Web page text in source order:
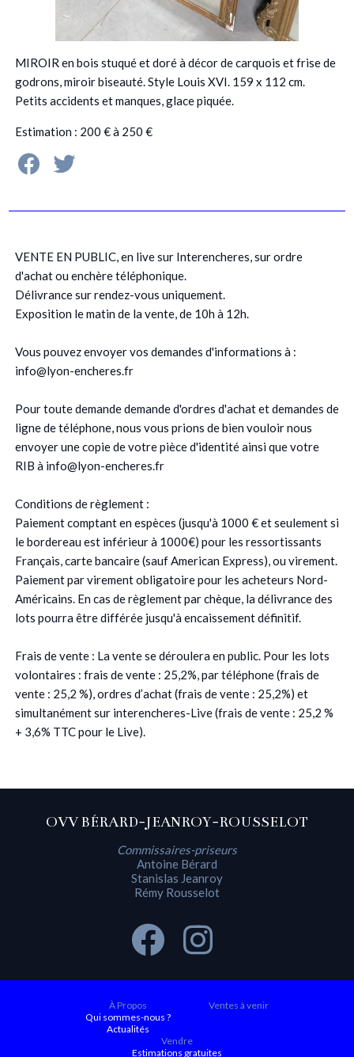
MIROIR en bois stuqué et doré à décor de carquois et frise de
godrons, miroir biseauté. Style Louis XVI. 159 x 112 cm.
Petits accidents et manques, glace piquée.
Estimation : 200 € à 250 €
VENTE EN PUBLIC, en live sur Interencheres, sur ordre
d'achat ou enchère téléphonique.
Délivrance sur rendez-vous uniquement.
Exposition le matin de la vente, de 10h à 12h.
Vous pouvez envoyer vos demandes d'informations à :
info@lyon-encheres.fr
Pour toute demande demande d'ordres d'achat et demandes de
ligne de téléphone, nous vous prions de bien vouloir nous
envoyer une copie de votre pièce d'identité ainsi que votre
RIB à info@lyon-encheres.fr
Conditions de règlement :
Paiement comptant en espèces (jusqu'à 1000 € et seulement si
le bordereau est inférieur à 1000€) pour les ressortissants
Français, carte bancaire (sauf American Express), ou virement.
Paiement par virement obligatoire pour les acheteurs Nord-
Américains. En cas de règlement par chèque, la délivrance des
lots pourra être différée jusqu'à encaissement définitif.
Frais de vente : La vente se déroulera en public. Pour les lots
volontaires : frais de vente : 25,2%, par téléphone (frais de
vente : 25,2 %), ordres d’achat (frais de vente : 25,2%) et
simultanément sur interencheres-Live (frais de vente : 25,2 %
+ 3,6% TTC pour le Live).
OVV BÉRARD-JEANROY-ROUSSELOT
Commissaires-priseurs
Antoine Bérard
Stanislas Jeanroy
Rémy Rousselot
À Propos
Qui sommes-nous ?
Actualités
Ventes à venir
Vendre
Estimations gratuites